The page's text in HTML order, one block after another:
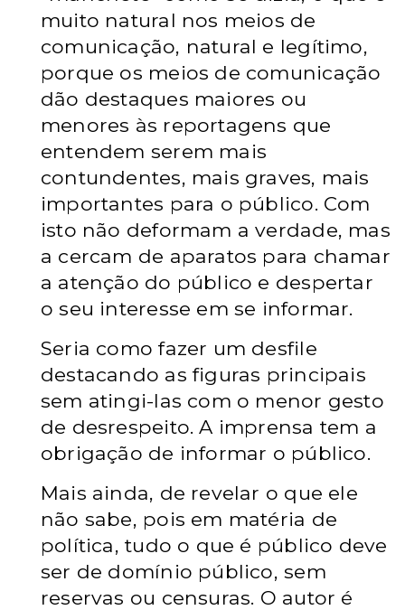
muito natural nos meios de
comunicação, natural e legítimo,
porque os meios de comunicação
dão destaques maiores ou
menores às reportagens que
entendem serem mais
contundentes, mais graves, mais
importantes para o público. Com
isto não deformam a verdade, mas
a cercam de aparatos para chamar
a atenção do público e despertar
o seu interesse em se informar.
Seria como fazer um desfile
destacando as figuras principais
sem atingi-las com o menor gesto
de desrespeito. A imprensa tem a
obrigação de informar o público.
Mais ainda, de revelar o que ele
não sabe, pois em matéria de
política, tudo o que é público deve
ser de domínio público, sem
reservas ou censuras. O autor é